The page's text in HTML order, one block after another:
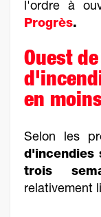
l'ordre à
Progrès.
Ouest
en
Selon les
d'incendies
trois
relativement